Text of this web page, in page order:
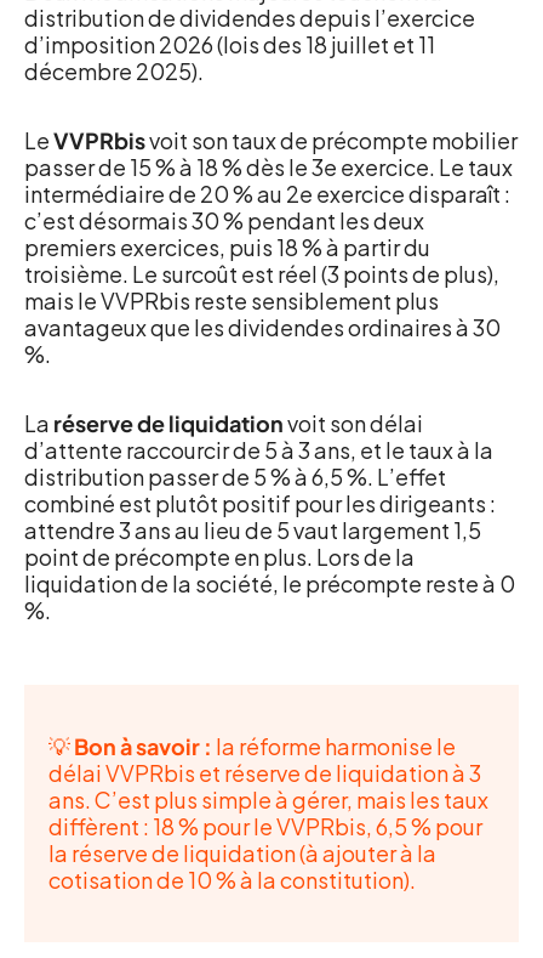
distribution de dividendes depuis l’exercice
d’imposition 2026 (lois des 18 juillet et 11
décembre 2025).
LeVVPRbisvoit son taux de précompte mobilier
passer de 15 % à 18 % dès le 3e exercice. Le taux
intermédiaire de 20 % au 2e exercice disparaît :
c’est désormais 30 % pendant les deux
premiers exercices, puis 18 % à partir du
troisième. Le surcoût est réel (3 points de plus),
mais le VVPRbis reste sensiblement plus
avantageux que les dividendes ordinaires à 30
%.
La réserve de liquidationvoit son délai
d’attente raccourcir de 5 à 3 ans, et le taux à la
distribution passer de 5 % à 6,5 %. L’effet
combiné est plutôt positif pour les dirigeants :
attendre 3 ans au lieu de 5 vaut largement 1,5
point de précompte en plus. Lors de la
liquidation de la société, le précompte reste à 0
%.
💡Bon à savoir : la réforme harmonise le
délai VVPRbis et réserve de liquidation à 3
ans. C’est plus simple à gérer, mais les taux
diffèrent : 18 % pour le VVPRbis, 6,5 % pour
la réserve de liquidation (à ajouter à la
cotisation de 10 % à la constitution).